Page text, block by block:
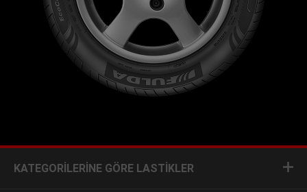
KATEGORILERINE GÖRE LASTIKLER